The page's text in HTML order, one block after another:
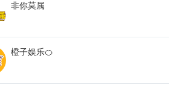
非你莫属
橙子娱乐🍊